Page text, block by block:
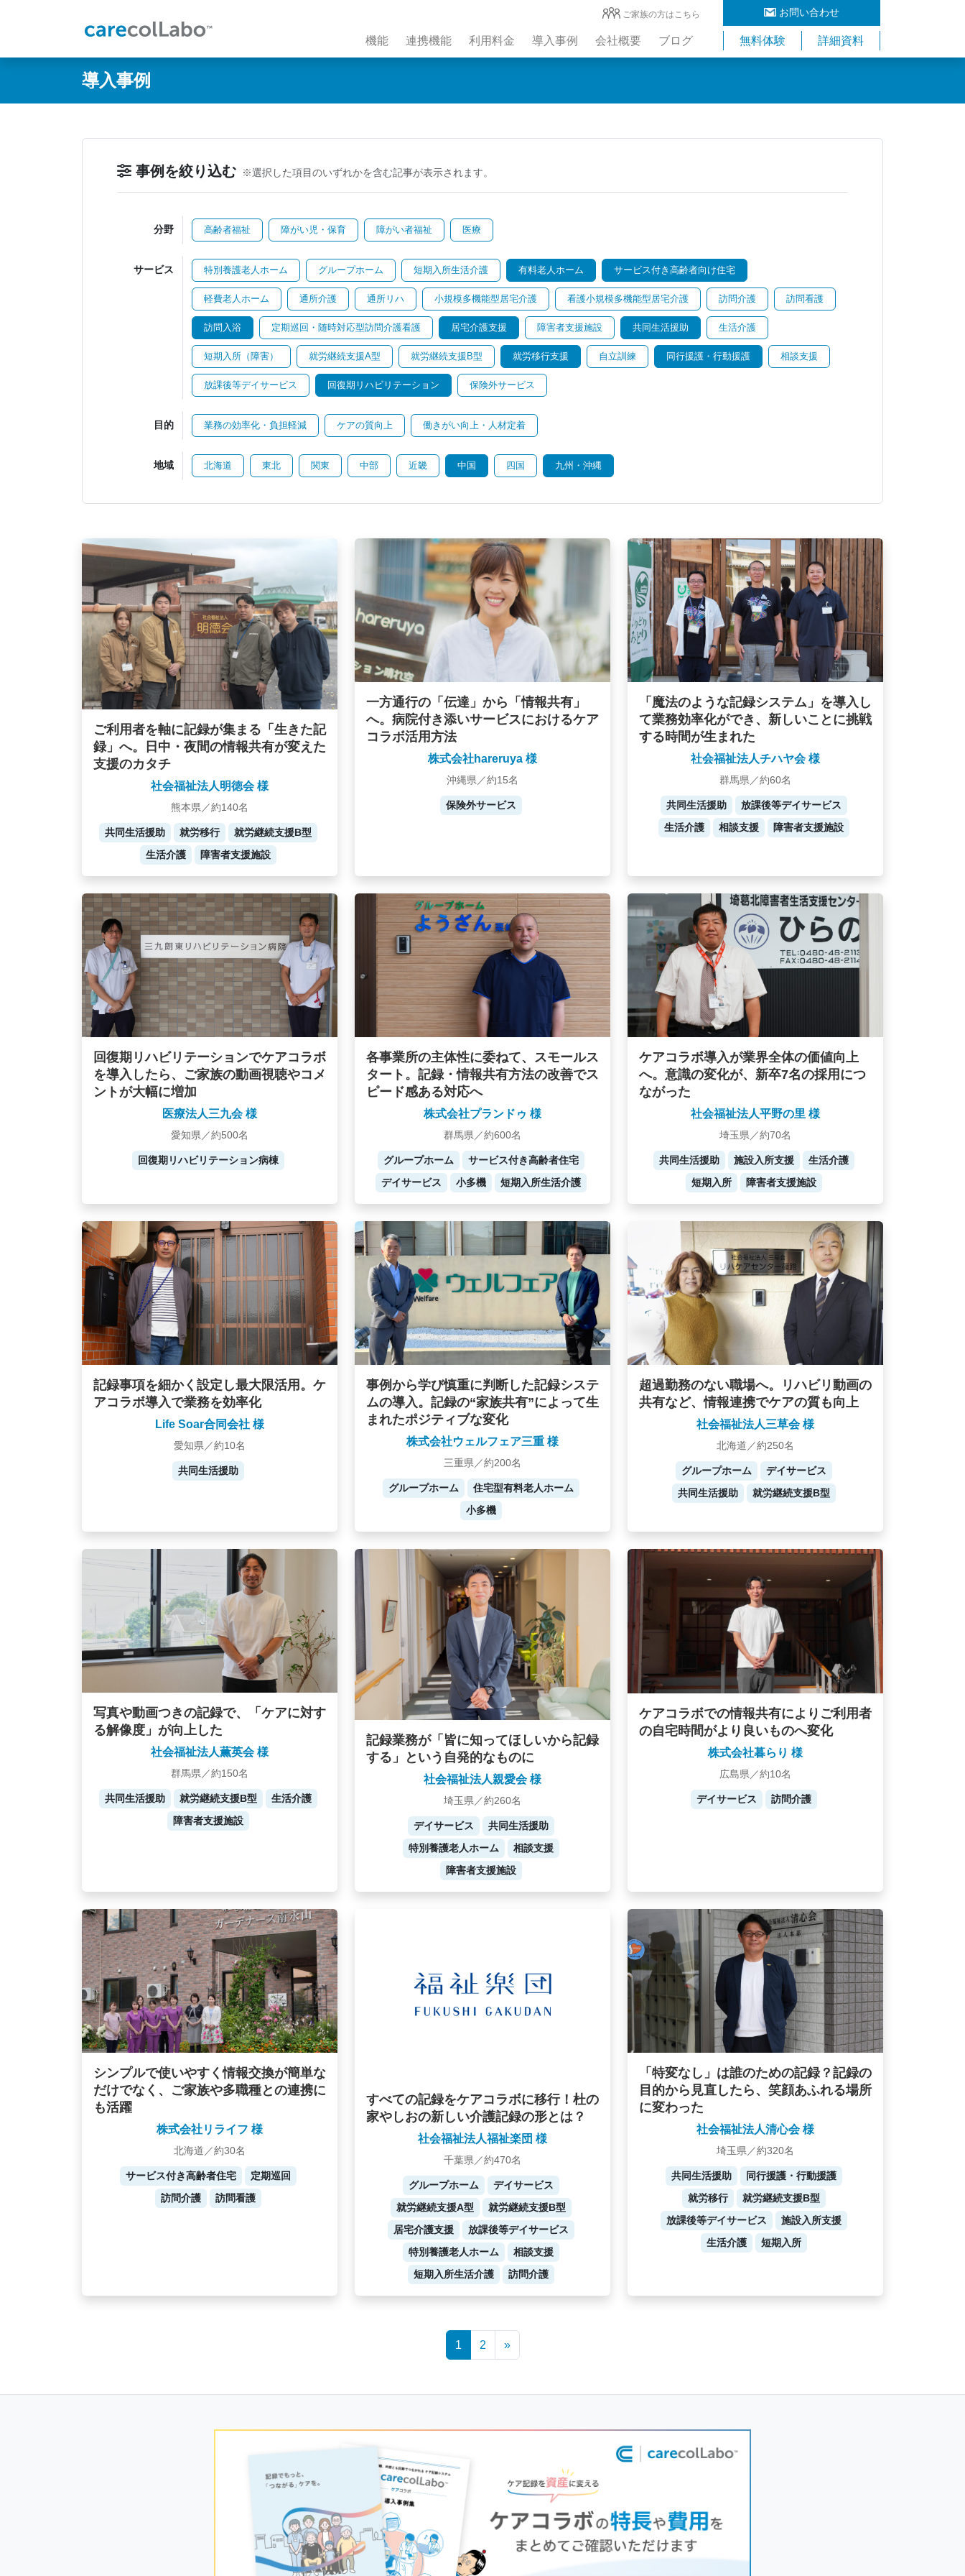
お問い合わせ
ご家族の方はこちら
機能 連携機能 利用料金 導入事例 会社概要 ブログ 無料体験 詳細資料
導入事例
事例を絞り込む ※選択した項目のいずれかを含む記事が表示されます。
分野 高齢者福祉 障がい児・保育 障がい者福祉 医療
サービス 特別養護老人ホーム グループホーム 短期入所生活介護 有料老人ホーム サービス付き高齢者向け住宅
軽費老人ホーム 通所介護 通所リハ 小規模多機能型居宅介護 看護小規模多機能型居宅介護 訪問介護 訪問看護
訪問入浴 定期巡回・随時対応型訪問介護看護 居宅介護支援 障害者支援施設 共同生活援助 生活介護
短期入所（障害） 就労継続支援A型 就労継続支援B型 就労移行支援 自立訓練 同行援護・行動援護 相談支援
放課後等デイサービス 回復期リハビリテーション 保険外サービス
目的 業務の効率化・負担軽減 ケアの質向上 働きがい向上・人材定着
地域 北海道 東北 関東 中部 近畿 中国 四国 九州・沖縄
ご利用者を軸に記録が集まる「生きた記
録」へ。日中・夜間の情報共有が変えた
支援のカタチ
社会福祉法人明徳会 様
熊本県／約140名
共同生活援助 就労移行
就労継続支援B型
生活介護
障害者支援施設
一方通行の「伝達」から「情報共有」
へ。病院付き添いサービスにおけるケア
コラボ活用方法
株式会社hareruya 様
沖縄県／約15名
保険外サービス
「魔法のような記録システム」を導入し
て業務効率化ができ、新しいことに挑戦
する時間が生まれた
社会福祉法人チハヤ会 様
群馬県／約60名
共同生活援助
放課後等デイサービス
生活介護
相談支援 障害者支援施設
回復期リハビリテーションでケアコラボ
を導入したら、ご家族の動画視聴やコメ
ントが大幅に増加
医療法人三九会 様
愛知県／約500名
回復期リハビリテーション病棟
各事業所の主体性に委ねて、スモールス
タート。記録・情報共有方法の改善でス
ピード感ある対応へ
株式会社プランドゥ 様
群馬県／約600名
グループホーム
サービス付き高齢者住宅
デイサービス
小多機 短期入所生活介護
ケアコラボ導入が業界全体の価値向上
へ。意識の変化が、新卒7名の採用につ
ながった
社会福祉法人平野の里 様
埼玉県／約70名
共同生活援助 施設入所支援
生活介護
短期入所
障害者支援施設
記録事項を細かく設定し最大限活用。ケ
アコラボ導入で業務を効率化
Life Soar合同会社 様
愛知県／約10名
共同生活援助
事例から学び慎重に判断した記録システ
ムの導入。記録の“家族共有”によって生
まれたポジティブな変化
株式会社ウェルフェア三重 様
三重県／約200名
グループホーム
住宅型有料老人ホーム
小多機
超過勤務のない職場へ。リハビリ動画の
共有など、情報連携でケアの質も向上
社会福祉法人三草会 様
北海道／約250名
グループホーム
デイサービス
共同生活援助
就労継続支援B型
写真や動画つきの記録で、「ケアに対す
る解像度」が向上した
社会福祉法人薫英会 様
群馬県／約150名
共同生活援助 就労継続支援B型
生活介護
障害者支援施設
記録業務が「皆に知ってほしいから記録
する」という自発的なものに
社会福祉法人親愛会 様
埼玉県／約260名
デイサービス
共同生活援助
特別養護老人ホーム
相談支援
障害者支援施設
ケアコラボでの情報共有によりご利用者
の自宅時間がより良いものへ変化
株式会社暮らり 様
広島県／約10名
デイサービス 訪問介護
シンプルで使いやすく情報交換が簡単な
だけでなく、ご家族や多職種との連携に
も活躍
株式会社リライフ 様
北海道／約30名
サービス付き高齢者住宅
定期巡回
訪問介護
訪問看護
すべての記録をケアコラボに移行！杜の
家やしおの新しい介護記録の形とは？
社会福祉法人福祉楽団 様
千葉県／約470名
グループホーム
デイサービス
就労継続支援A型
就労継続支援B型
居宅介護支援
放課後等デイサービス
特別養護老人ホーム
相談支援
短期入所生活介護
訪問介護
「特変なし」は誰のための記録？記録の
目的から見直したら、笑顔あふれる場所
に変わった
社会福祉法人清心会 様
埼玉県／約320名
共同生活援助
同行援護・行動援護
就労移行
就労継続支援B型
放課後等デイサービス
施設入所支援
生活介護
短期入所
1 2 »